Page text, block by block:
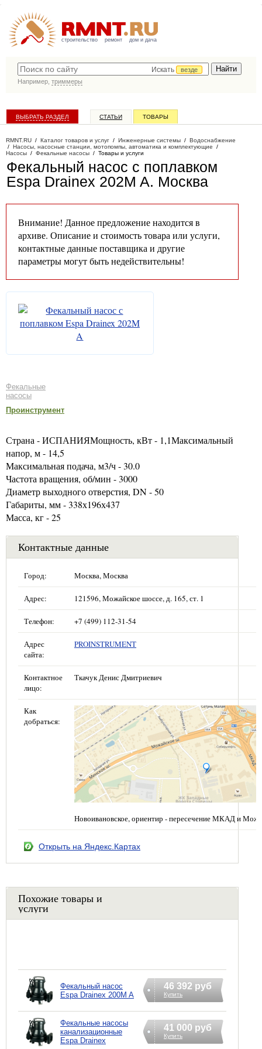
строительство ремонт дом и дача
Искать
везде
Например, триммеры
ВЫБРАТЬ РАЗДЕЛ СТАТЬИ ТОВАРЫ
RMNT.RU / Каталог товаров и услуг / Инженерные системы / Водоснабжение
/ Насосы, насосные станции, мотопомпы, автоматика и комплектующие /
Насосы / Фекальные насосы / Товары и услуги
Фекальный насос с поплавком
Espa Drainex 202M A. Москва
Внимание! Данное предложение находится в
архиве. Описание и стоимость товара или услуги,
контактные данные поставщика и другие
параметры могут быть недействительны!
Фекальные
насосы
Проинструмент
Страна - ИСПАНИЯМощность, кВт - 1,1Максимальный
напор, м - 14,5
Максимальная подача, м3/ч - 30.0
Частота вращения, об/мин - 3000
Диаметр выходного отверстия, DN - 50
Габариты, мм - 338х196х437
Масса, кг - 25
Контактные данные
Город: Москва, Москва
Адрес: 121596, Можайское шоссе, д. 165, ст. 1
Телефон: +7 (499) 112-31-54
Адрес
сайта:
PROINSTRUMENT
Контактное
лицо:
Ткачук Денис Дмитриевич
Как
добраться:
Новоивановское, ориентир - пересечение МКАД и
Открыть на Яндекс.Картах
Похожие товары и
услуги
Фекальный насос
Espa Drainex 200M A
46 392 руб
Купить
Фекальные насосы
канализационные
Espa Drainex
41 000 руб
Купить